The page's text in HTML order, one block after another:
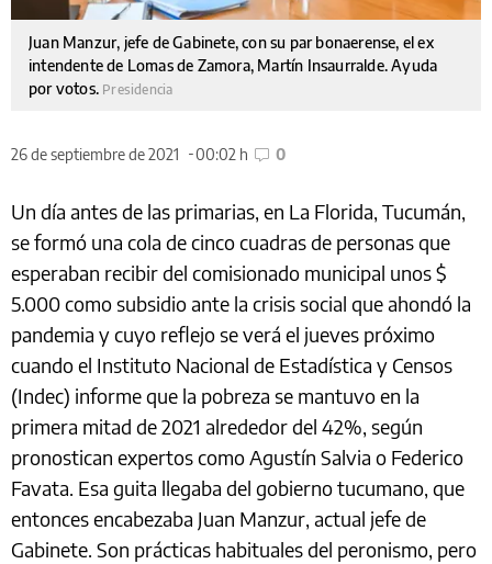
Juan Manzur, jefe de Gabinete, con su par bonaerense, el ex
intendente de Lomas de Zamora, Martín Insaurralde. Ayuda
por votos. Presidencia
26 de septiembre de 2021 00:02 h 0
Un día antes de las primarias, en La Florida, Tucumán,
se formó una cola de cinco cuadras de personas que
esperaban recibir del comisionado municipal unos $
5.000 como subsidio ante la crisis social que ahondó la
pandemia y cuyo reflejo se verá el jueves próximo
cuando el Instituto Nacional de Estadística y Censos
(Indec) informe que la pobreza se mantuvo en la
primera mitad de 2021 alrededor del 42%, según
pronostican expertos como Agustín Salvia o Federico
Favata. Esa guita llegaba del gobierno tucumano, que
entonces encabezaba Juan Manzur, actual jefe de
Gabinete. Son prácticas habituales del peronismo, pero